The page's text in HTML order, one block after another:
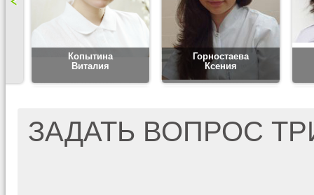
Копытина
Виталия
Горностаева
Ксения
ЗАДАТЬ ВОПРОС